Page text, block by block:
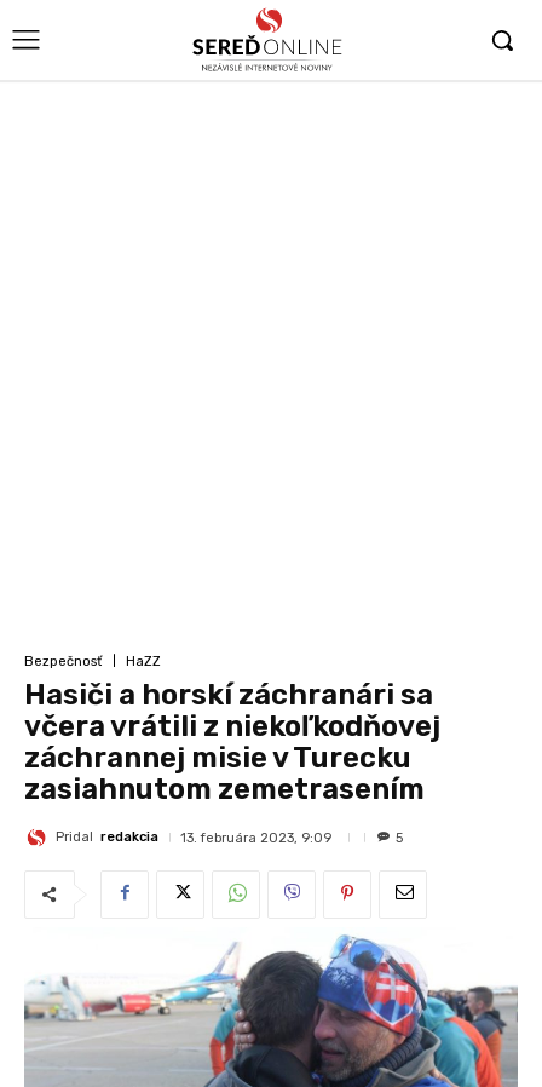
Bezpečnosť HaZZ
Hasiči a horskí záchranári sa
včera vrátili z niekoľkodňovej
záchrannej misie v Turecku
zasiahnutom zemetrasením
Pridal redakcia 13. februára 2023, 9:09 5